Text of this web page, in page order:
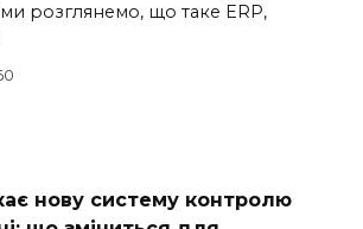
ми розглянемо, що таке ERP,
нову систему контролю